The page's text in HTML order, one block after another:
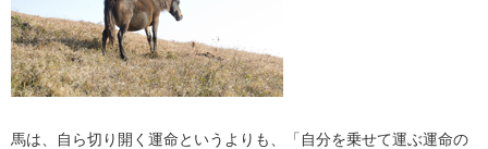
馬は、自ら切り開く運命というよりも、「自分を乗せて運ぶ運命の